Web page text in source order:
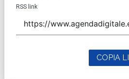
RSS link
COPIA